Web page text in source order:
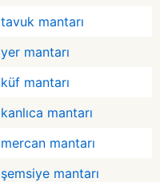
tavuk mantarı
yer mantarı
küf mantarı
kanlıca mantarı
mercan mantarı
şemsiye mantarı